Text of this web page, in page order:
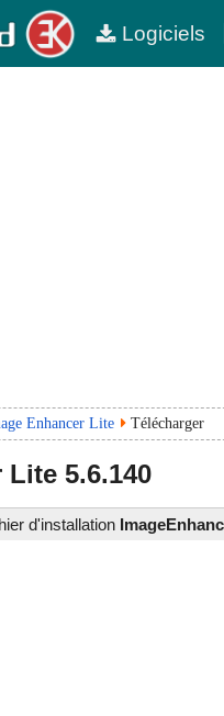
Logiciels
Enhancer Lite Télécharger
Lite 5.6.140
d'installation